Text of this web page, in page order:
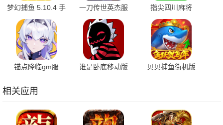
梦幻捕鱼 5.10.4 手
机版
一刀传世英杰服
101.3.0 最新版
指尖四川麻将
7.10.550 安卓版
锚点降临gm服
谁是卧底移动版
贝贝捕鱼街机版
相关应用